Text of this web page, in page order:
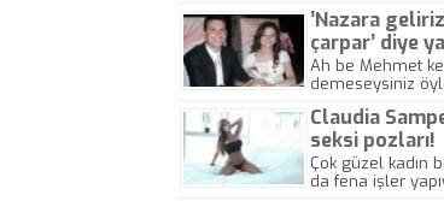
’Nazara
çarpar’ diye
kazasında
Ah be Mehmet
demeseysiniz
Claudia
seksi pozları!
Çok güzel kadın
da fena işler